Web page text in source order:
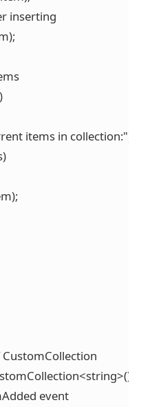
inserting
items in collection:");
CustomCollection
event